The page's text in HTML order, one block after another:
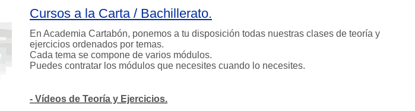
Cursos a la Carta / Bachillerato.
En Academia Cartabón, ponemos a tu disposición todas nuestras clases de teoría y
ejercicios ordenados por temas.
Cada tema se compone de varios módulos.
Puedes contratar los módulos que necesites cuando lo necesites.
- Vídeos de Teoría y Ejercicios.